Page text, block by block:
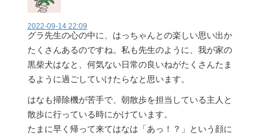
2022-09-14 22:09
グラ先生の心の中に、はっちゃんとの楽しい思い出か
たくさんあるのですね。私も先生のように、我が家の
黒柴犬はなと、何気ない日常の良いねがたくさんたま
るように過ごしていけたらなと思います。
はなも掃除機が苦手で、朝散歩を担当している主人と
散歩に行っている時にかけています。
たまに早く帰って来てはなは「あっ！？」という顔に